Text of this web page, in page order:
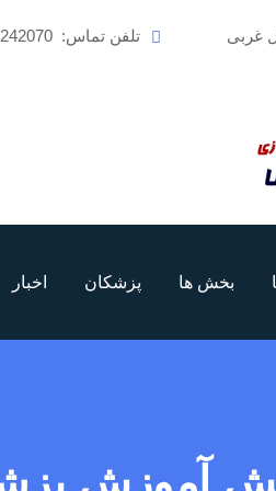
شمال غربی
تلفن تماس:
بخش ها پزشکان اخبار